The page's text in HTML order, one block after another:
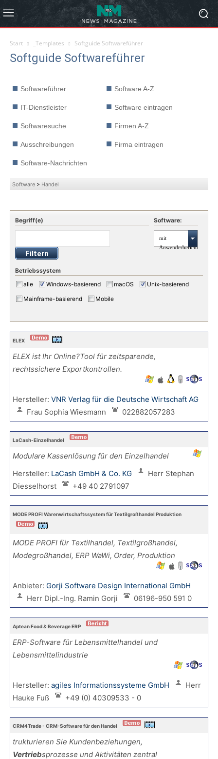
Start _Templates Softguide Softwareführer
Softguide Softwareführer
Softwareführer Software A-Z
IT-Dienstleister Software eintragen
Softwaresuche Firmen A-Z
Ausschreibungen Firma eintragen
Software-Nachrichten
Software > Handel
Begriff(e) Software:
mit
Anwenderbericht
Betriebssystem
alle
Windows-basierend macOS
Unix-basierend
Mainframe-basierend
Mobile
ELEX
ELEX ist Ihr Online?Tool für zeitsparende,
rechtssichere Exportkontrollen.
Hersteller: VNR Verlag für die Deutsche Wirtschaft AG
Frau Sophia Wiesmann
022882057283
LaCash-Einzelhandel
Modulare Kassenlösung für den Einzelhandel
Hersteller: LaCash GmbH & Co. KG
Herr Stephan
Diesselhorst
+49 40 2791097
MODE PROFI Warenwirtschaftssystem für Textilgroßhandel Produktion
MODE PROFI für Textilhandel, Textilgroßhandel,
Modegroßhandel, ERP WaWi, Order, Produktion
Anbieter: Gorji Software Design International GmbH
Herr Dipl.-Ing. Ramin Gorji
06196-950 591 0
Aptean Food & Beverage ERP
ERP-Software für Lebensmittelhandel und
Lebensmittelindustrie
Hersteller: agiles Informationssysteme GmbH
Herr
Hauke Fuß
+49 (0) 40309533 - 0
CRM4Trade - CRM-Software für den Handel
trukturieren Sie Kundenbeziehungen,
Vertriebsprozesse und Aktivitäten zentral